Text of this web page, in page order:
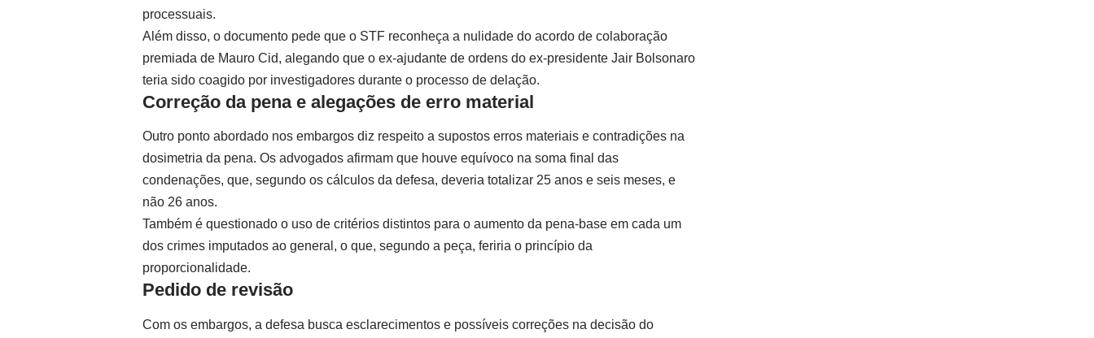
processuais.
Além disso, o documento pede que o STF reconheça a nulidade do acordo de colaboração
premiada de Mauro Cid, alegando que o ex-ajudante de ordens do ex-presidente Jair Bolsonaro
teria sido coagido por investigadores durante o processo de delação.
Correção da pena e alegações de erro material
Outro ponto abordado nos embargos diz respeito a supostos erros materiais e contradições na
dosimetria da pena. Os advogados afirmam que houve equívoco na soma final das
condenações, que, segundo os cálculos da defesa, deveria totalizar 25 anos e seis meses, e
não 26 anos.
Também é questionado o uso de critérios distintos para o aumento da pena-base em cada um
dos crimes imputados ao general, o que, segundo a peça, feriria o princípio da
proporcionalidade.
Pedido de revisão
Com os embargos, a defesa busca esclarecimentos e possíveis correções na decisão do